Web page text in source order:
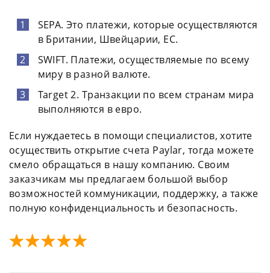
SEPA. Это платежи, которые осуществляются
в Британии, Швейцарии, ЕС.
SWIFT. Платежи, осуществляемые по всему
миру в разной валюте.
Target 2. Транзакции по всем странам мира
выполняются в евро.
Если нуждаетесь в помощи специалистов, хотите
осуществить открытие счета Paylar, тогда можете
смело обращаться в нашу компанию. Своим
заказчикам мы предлагаем большой выбор
возможностей коммуникации, поддержку, а также
полную конфиденциальность и безопасность.